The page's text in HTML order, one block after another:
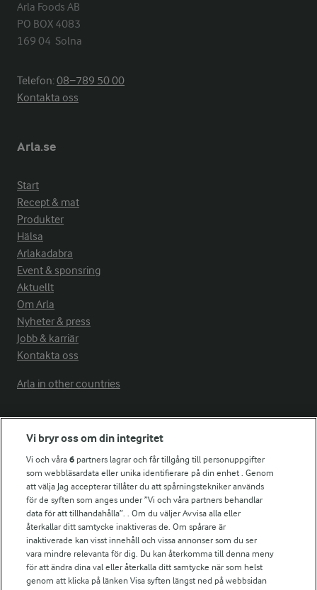
Arla Foods AB
PO BOX 4083
169 04  Solna
Telefon:08−789 50 00
Kontakta oss
Arla.se
Start
Recept & mat
Produkter
Hälsa
Arlakadabra
Event & sponsring
Aktuellt
Om Arla
Nyheter & press
Jobb & karriär
Kontakta oss
Arla in other countries
Fler Arlasajter
För ägare
Arlas kundportal
Arla.com
Falbygdens Ost
Arla webbshop
Bildbank
Vi bryr oss om din integritet
Vi och våra6 partners lagrar och får tillgång till personuppgifter
som webbläsardata eller unika identifierare på din enhet . Genom
att välja Jag accepterar tillåter du att spårningstekniker används
för de syften som anges under ”Vi och våra partners behandlar
data för att tillhandahålla”. . Om du väljer Avvisa alla eller
återkallar ditt samtycke inaktiveras de. Om spårare är
inaktiverade kan visst innehåll och vissa annonser som du ser
vara mindre relevanta för dig. Du kan återkomma till denna meny
för att ändra dina val eller återkalla ditt samtycke när som helst
genom att klicka på länken Visa syften längst ned på webbsidan